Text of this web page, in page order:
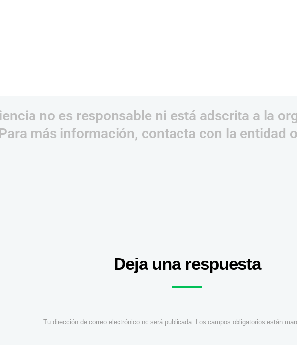
no es responsable ni está adscrita a la
Para más información, contacta con la entidad
Deja una respuesta
Tu dirección de correo electrónico no será publicada. Los campos obligatorios están